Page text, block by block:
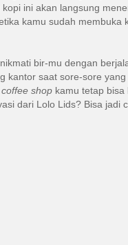
ini akan langsung
kamu sudah membuka
bir-mu dengan
kantor saat sore-sore
coffee shop kamu tetap
dari Lolo Lids? Bisa jadi